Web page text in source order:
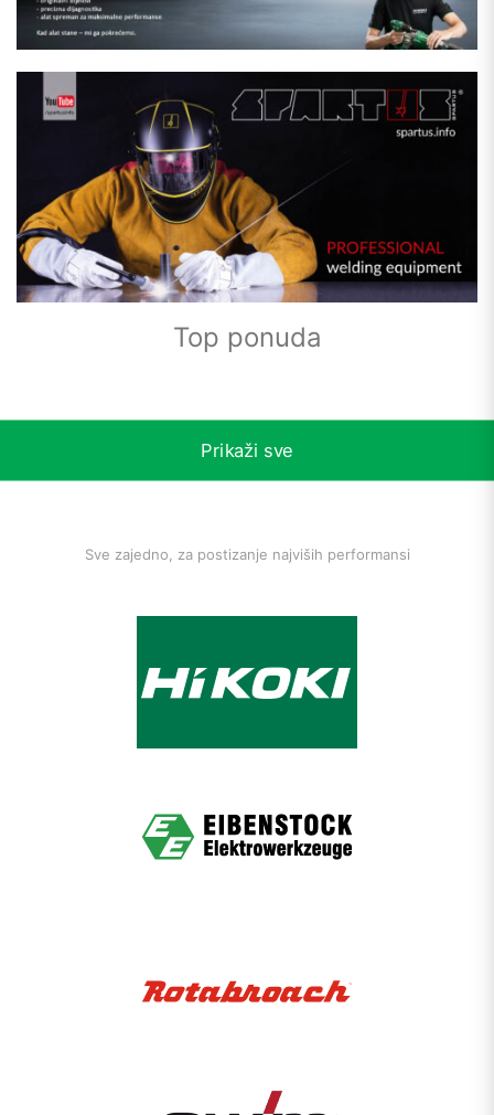
Top ponuda
Prikaži sve
Sve zajedno, za postizanje najviših performansi